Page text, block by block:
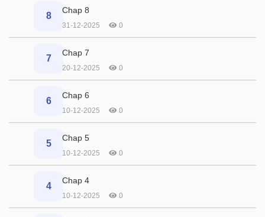
8
Chap 8
31-12-2025 0
7
Chap 7
20-12-2025 0
6
Chap 6
10-12-2025 0
5
Chap 5
10-12-2025 0
4
Chap 4
10-12-2025 0